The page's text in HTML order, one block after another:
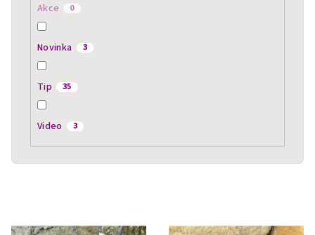
Akce 0
Novinka 3
Tip 35
Video 3
p